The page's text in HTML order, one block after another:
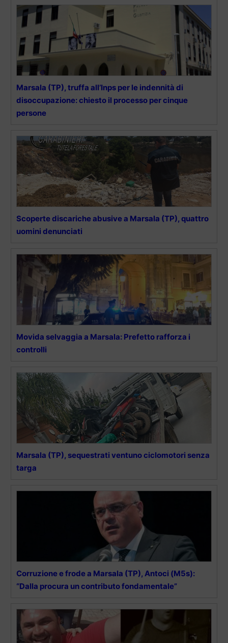
Marsala (TP), truffa all’Inps per le indennità di
disoccupazione: chiesto il processo per cinque
persone
Scoperte discariche abusive a Marsala (TP), quattro
uomini denunciati
Movida selvaggia a Marsala: Prefetto rafforza i
controlli
Marsala (TP), sequestrati ventuno ciclomotori senza
targa
Corruzione e frode a Marsala (TP), Antoci (M5s):
“Dalla procura un contributo fondamentale”